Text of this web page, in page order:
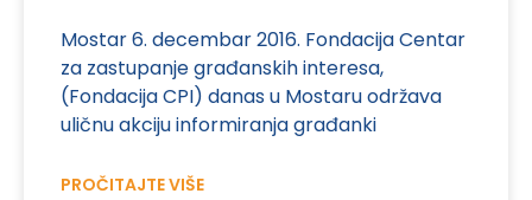
Mostar 6. decembar 2016. Fondacija Centar
za zastupanje građanskih interesa,
(Fondacija CPI) danas u Mostaru održava
uličnu akciju informiranja građanki
PROČITAJTE VIŠE